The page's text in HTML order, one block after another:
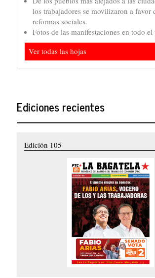
los trabajadores se movilizaron a favor
reformas sociales.
Fotos de las manifestaciones en todo el
Ver todas las hojas
Ediciones recientes
Edición 105